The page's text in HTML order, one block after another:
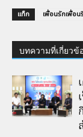
แท็ก เพื่อนรักเพื่อน
บทความที่เกี่ยวข้